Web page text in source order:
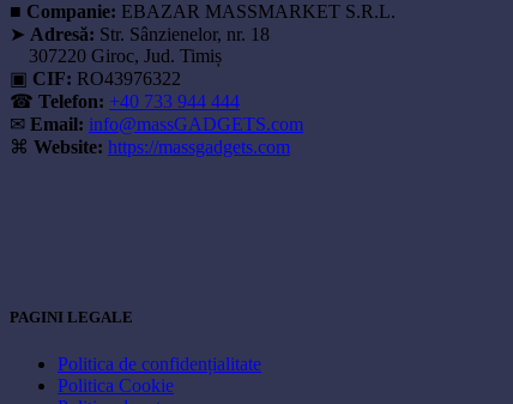
■ Companie: EBAZAR MASSMARKET S.R.L.
➤ Adresă: Str. Sânzienelor, nr. 18
307220 Giroc, Jud. Timiș
▣ CIF: RO43976322
☎ Telefon: +40 733 944 444
✉ Email: info@massGADGETS.com
⌘ Website: https://massgadgets.com
PAGINI LEGALE
Politica de confidențialitate
Politica Cookie